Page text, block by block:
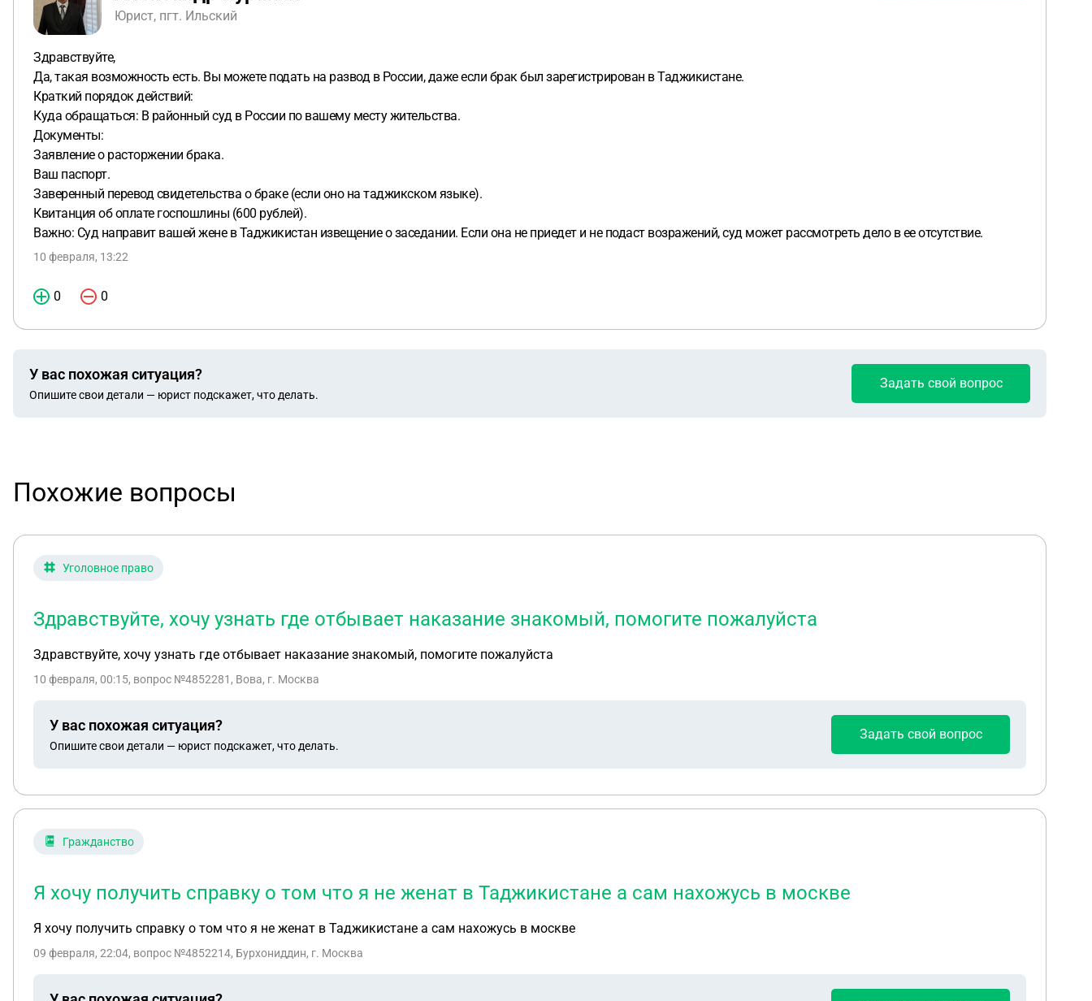
Юрист, пгт. Ильский
Здравствуйте,
Да, такая возможность есть. Вы можете подать на развод в России, даже если брак был зарегистрирован в Таджикистане.
Краткий порядок действий:
Куда обращаться: В районный суд в России по вашему месту жительства.
Документы:
Заявление о расторжении брака.
Ваш паспорт.
Заверенный перевод свидетельства о браке (если оно на таджикском языке).
Квитанция об оплате госпошлины (600 рублей).
Важно: Суд направит вашей жене в Таджикистан извещение о заседании. Если она не приедет и не подаст возражений, суд может рассмотреть дело в ее отсутствие.
10 февраля, 13:22
0 0
У вас похожая ситуация?
Опишите свои детали — юрист подскажет, что делать.
Задать свой вопрос
Похожие вопросы
Уголовное право
Здравствуйте, хочу узнать где отбывает наказание знакомый, помогите пожалуйста
Здравствуйте, хочу узнать где отбывает наказание знакомый, помогите пожалуйста
10 февраля, 00:15, вопрос №4852281, Вова, г. Москва
У вас похожая ситуация?
Опишите свои детали — юрист подскажет, что делать.
Задать свой вопрос
Гражданство
Я хочу получить справку о том что я не женат в Таджикистане а сам нахожусь в москве
Я хочу получить справку о том что я не женат в Таджикистане а сам нахожусь в москве
09 февраля, 22:04, вопрос №4852214, Бурхониддин, г. Москва